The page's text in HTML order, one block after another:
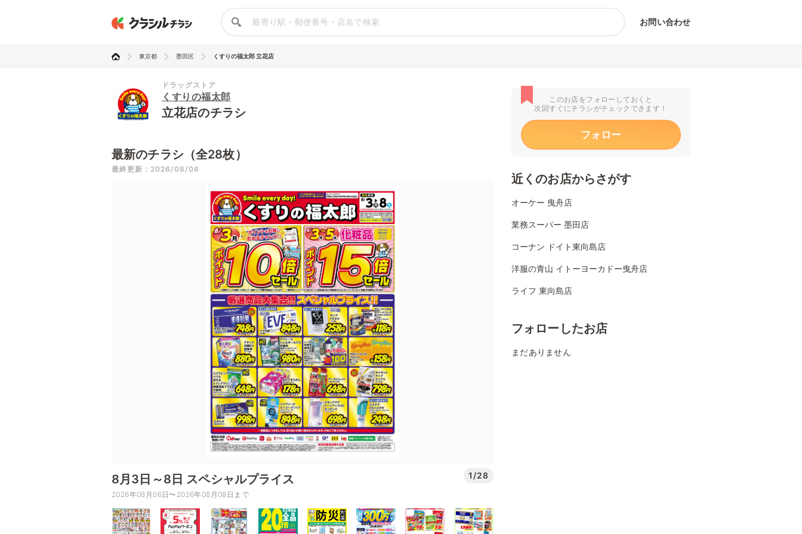
お問い合わせ
東京都 墨田区 くすりの福太郎 立花店
ドラッグストア
くすりの福太郎
立花店のチラシ
最新のチラシ（全28枚）
最終更新：2026/08/06
8月3日～8日 スペシャルプライス 1/28
2026年08月06日〜2026年08月08日まで
このお店をフォローしておくと
次回すぐにチラシがチェックできます！
フォロー
近くのお店からさがす
オーケー 曳舟店
業務スーパー 墨田店
コーナン ドイト東向島店
洋服の青山 イトーヨーカドー曳舟店
ライフ 東向島店
フォローしたお店
まだありません